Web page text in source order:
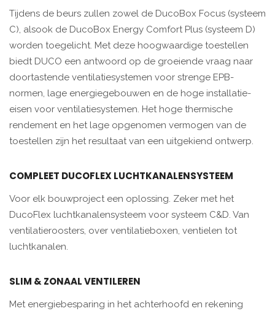
Tijdens de beurs zullen zowel de DucoBox Focus (systeem
C), alsook de DucoBox Energy Comfort Plus (systeem D)
worden toegelicht. Met deze hoogwaardige toestellen
biedt DUCO een antwoord op de groeiende vraag naar
doortastende ventilatiesystemen voor strenge EPB-
normen, lage energiegebouwen en de hoge installatie-
eisen voor ventilatiesystemen. Het hoge thermische
rendement en het lage opgenomen vermogen van de
toestellen zijn het resultaat van een uitgekiend ontwerp.
COMPLEET DUCOFLEX LUCHTKANALENSYSTEEM
Voor elk bouwproject een oplossing. Zeker met het
DucoFlex luchtkanalensysteem voor systeem C&D. Van
ventilatieroosters, over ventilatieboxen, ventielen tot
luchtkanalen.
SLIM & ZONAAL VENTILEREN
Met energiebesparing in het achterhoofd en rekening